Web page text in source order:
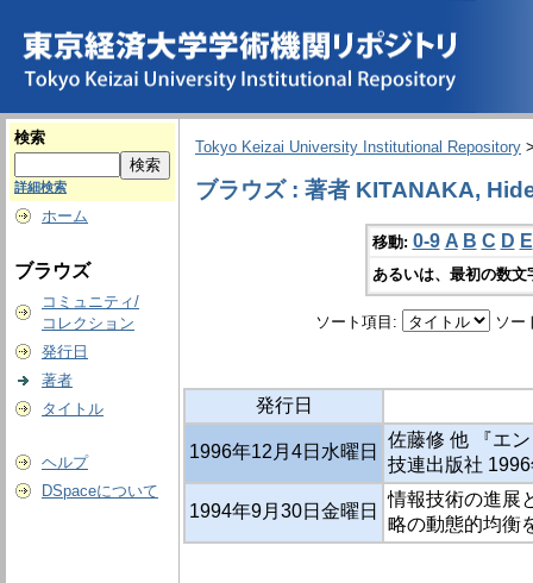
検索
詳細検索
ホーム
ブラウズ
コミュニティ/
コレクション
発行日
著者
タイトル
ヘルプ
DSpaceについて
Tokyo Keizai University Institutional Repository
ブラウズ : 著者 KITANAKA,
移動: 0-9 A B C D E
あるいは、最初の数
ソート項目: ソー
発行日
1996年12月4日水曜日
佐藤修 他 『エ
技連出版社
1994年9月30日金曜日
情報技術の進展
略の動態的均衡